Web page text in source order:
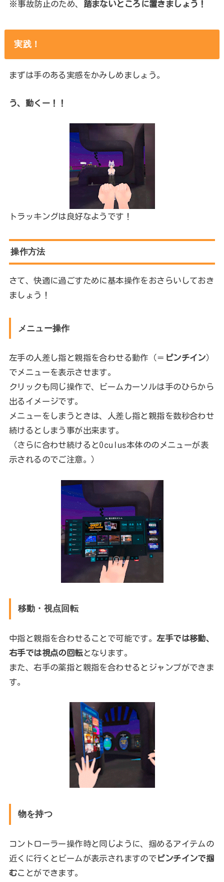
※事故防止のため、 踏まないところに置きましょう！
実践！
まずは手のある実感をかみしめましょう。
う、動くー！！
トラッキングは良好なようです！
操作方法
さて、快適に過ごすために基本操作をおさらいしておき
ましょう！
メニュー操作
左手の人差し指と親指を合わせる動作（＝ ピンチイン）
でメニューを表示させます。
クリックも同じ操作で、ビームカーソルは手のひらから
出るイメージです。
メニューをしまうときは、人差し指と親指を数秒合わせ
続けるとしまう事が出来ます。
（さらに合わせ続けるとOculus本体ののメニューが表
示されるのでご注意。）
移動・視点回転
中指と親指を合わせることで可能です。 左手では移動、
右手では視点の回転となります。
また、右手の薬指と親指を合わせるとジャンプができま
す。
物を持つ
コントローラー操作時と同じように、掴めるアイテムの
近くに行くとビームが表示されますので ピンチインで掴
むことができます。